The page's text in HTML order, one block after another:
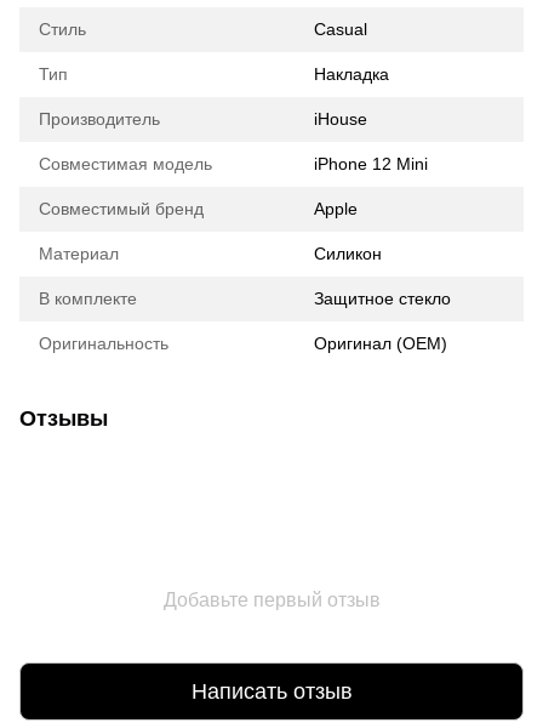
Стиль Casual
Тип Накладка
Производитель iHouse
Совместимая модель iPhone 12 Mini
Совместимый бренд Apple
Материал Силикон
В комплекте Защитное стекло
Оригинальность Оригинал (ОЕМ)
Отзывы
Добавьте первый отзыв
Написать отзыв